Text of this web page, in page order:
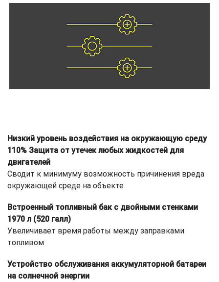
Низкий уровень воздействия на окружающую среду
110% Защита от утечек любых жидкостей для
двигателей
Сводит к минимуму возможность причинения вреда
окружающей среде на объекте
Встроенный топливный бак с двойными стенками
1970 л (520 галл)
Увеличивает время работы между заправками
топливом
Устройство обслуживания аккумуляторной батареи
на солнечной энергии